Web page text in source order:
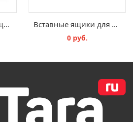
Перегородки для защитных чемоданов Вставные ящики для контейнеров с мелкими предметами SB E 13
0 руб.